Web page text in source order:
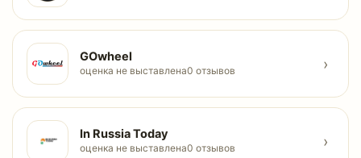
GOwheel
оценка не выставлена0 отзывов ›
In Russia Today
оценка не выставлена0 отзывов ›